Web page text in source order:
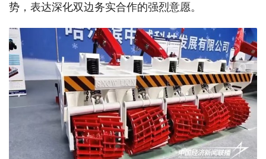
势，表达深化双边务实合作的强烈意愿。